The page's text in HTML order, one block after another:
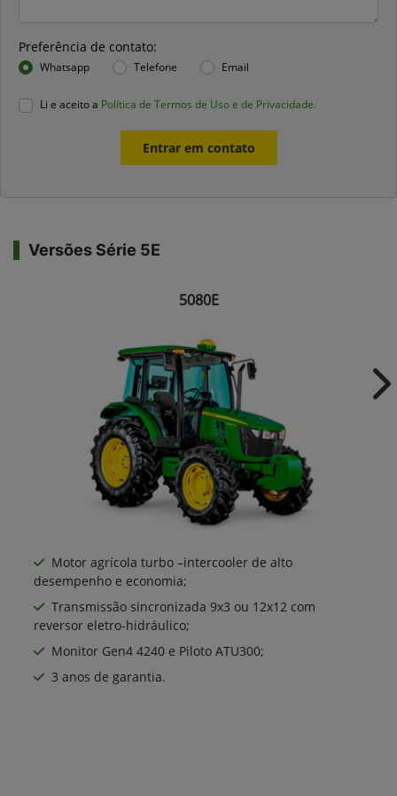
Preferência de contato:
Whatsapp Telefone Email
Li e aceito a Política de Termos de Uso e de Privacidade.
Entrar em contato
Versões Série 5E
5080E
Motor agrícola turbo –intercooler de alto
desempenho e economia;
Transmissão sincronizada 9x3 ou 12x12 com
reversor eletro-hidráulico;
Monitor Gen4 4240 e Piloto ATU300;
3 anos de garantia.